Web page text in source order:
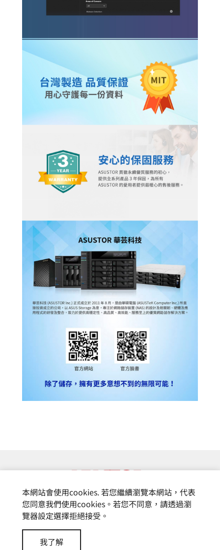
© 富基電通股份有限公司
本網站會使用cookies. 若您繼續瀏覽本網站，代表
您同意我們使用cookies。若您不同意，請透過瀏
覽器設定選擇拒絕接受。
我了解